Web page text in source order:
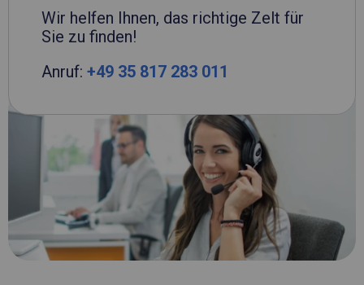
Wir helfen Ihnen, das richtige Zelt für
Sie zu finden!
Anruf: +49 35 817 283 011